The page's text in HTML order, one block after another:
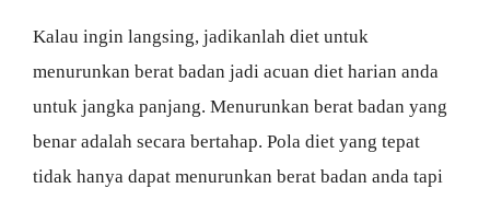
Kalau ingin langsing, jadikanlah diet untuk
menurunkan berat badan jadi acuan diet harian anda
untuk jangka panjang. Menurunkan berat badan yang
benar adalah secara bertahap. Pola diet yang tepat
tidak hanya dapat menurunkan berat badan anda tapi